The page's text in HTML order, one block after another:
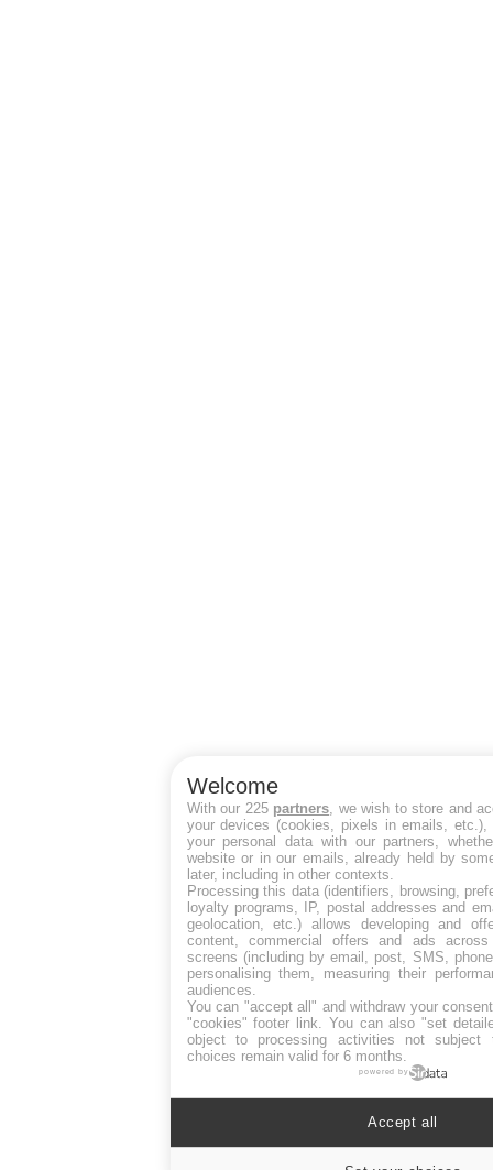
Welcome
With our 225 partners , we wish to store and
your devices (cookies, pixels in emails, etc.),
your personal data with our partners,
website or in our emails, already held by
later, including in other contexts.
Processing this data (identifiers, browsing,
loyalty programs, IP, postal addresses and
geolocation, etc.) allows developing and
content, commercial offers and ads
screens (including by email, post, SMS,
personalising them, measuring their
audiences.
You can "accept all" and withdraw your
"cookies" footer link . You can also "set
object to processing activities not subject
choices remain valid for 6 months.
powered by
Accept all